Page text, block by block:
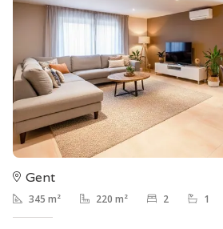
Gent
345 m² 220 m² 2 1